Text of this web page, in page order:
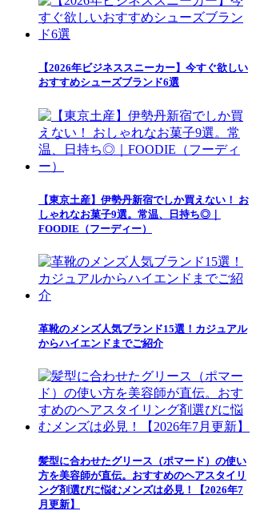
【2026年ビジネススニーカー】今すぐ欲しい
おすすめシューズブランド6選
【東京土産】伊勢丹新宿でしか買えない！ お
しゃれなお菓子9選。常温、日持ち◎｜
FOODIE（フーディー）
革靴のメンズ人気ブランド15選！カジュアル
からハイエンドまでご紹介
髪型に合わせたグリース（ポマード）の使い
方を美容師が直伝。おすすめのヘアスタイリ
ング剤選びに悩むメンズは必見！【2026年7
月更新】